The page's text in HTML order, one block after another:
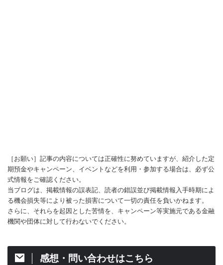
［お願い］記事の内容については正確性に努めていますが、紹介した定
期預金やキャンペーン、イベントなどを利用・参加する場合は、必ず公
式情報をご確認ください。
当ブログは、掲載情報の誤表記、読者の錯誤並び掲載情報入手時期によ
る機会損失等により被った損害について一切の責任を負いかねます。
さらに、それらを起因とした苦情を、キャンペーン等実施元である金融
機関や団体に対して行わないでください。
感想・問い合わせはこちら